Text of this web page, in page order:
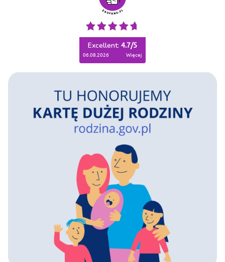
Excellent: 4.7/5
06.08.2026 więcej